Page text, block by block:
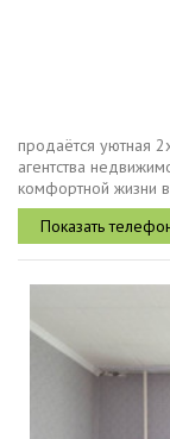
продаётся уютная
агентства
комфортной жизни
инфраструктурой
комплексы,